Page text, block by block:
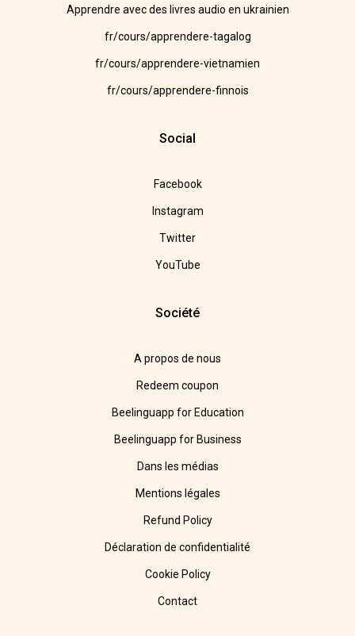
Apprendre avec des livres audio en ukrainien
fr/cours/apprendere-tagalog
fr/cours/apprendere-vietnamien
fr/cours/apprendere-finnois
Social
Facebook
Instagram
Twitter
YouTube
Société
A propos de nous
Redeem coupon
Beelinguapp for Education
Beelinguapp for Business
Dans les médias
Mentions légales
Refund Policy
Déclaration de confidentialité
Cookie Policy
Contact